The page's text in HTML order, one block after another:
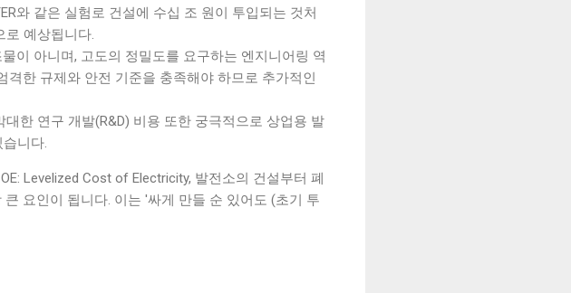
와 같은 실험로 건설에 수십 조 원이 투입되는 것처
예상됩니다.
이 아니며, 고도의 정밀도를 요구하는 엔지니어링 역
한 규제와 안전 기준을 충족해야 하므로 추가적인
한 연구 개발(R&D) 비용 또한 궁극적으로 상업용 발
니다.
Levelized Cost of Electricity, 발전소의 건설부터 폐
요인이 됩니다. 이는 '싸게 만들 순 있어도 (초기 투